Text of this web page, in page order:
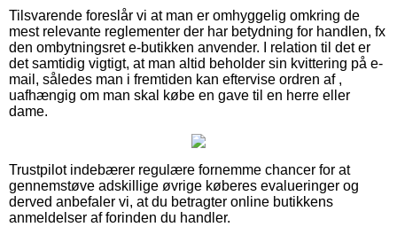
Tilsvarende foreslår vi at man er omhyggelig omkring de
mest relevante reglementer der har betydning for handlen, fx
den ombytningsret e-butikken anvender. I relation til det er
det samtidig vigtigt, at man altid beholder sin kvittering på e-
mail, således man i fremtiden kan eftervise ordren af ,
uafhængig om man skal købe en gave til en herre eller
dame.
Trustpilot indebærer regulære fornemme chancer for at
gennemstøve adskillige øvrige køberes evalueringer og
derved anbefaler vi, at du betragter online butikkens
anmeldelser af forinden du handler.